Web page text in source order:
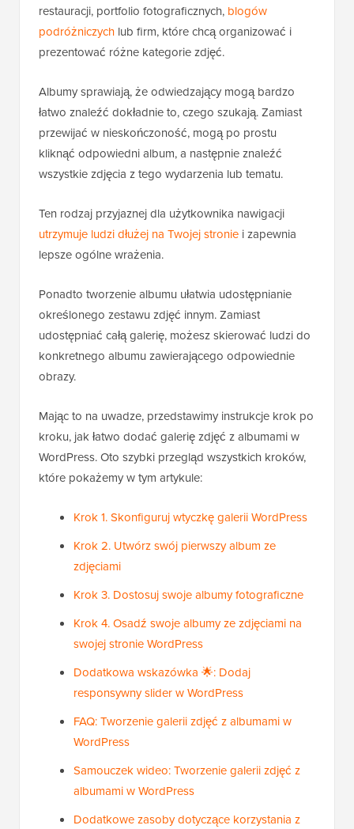
restauracji, portfolio fotograficznych, blogów
podróżniczych lub firm, które chcą organizować i
prezentować różne kategorie zdjęć.
Albumy sprawiają, że odwiedzający mogą bardzo
łatwo znaleźć dokładnie to, czego szukają. Zamiast
przewijać w nieskończoność, mogą po prostu
kliknąć odpowiedni album, a następnie znaleźć
wszystkie zdjęcia z tego wydarzenia lub tematu.
Ten rodzaj przyjaznej dla użytkownika nawigacji
utrzymuje ludzi dłużej na Twojej stronie i zapewnia
lepsze ogólne wrażenia.
Ponadto tworzenie albumu ułatwia udostępnianie
określonego zestawu zdjęć innym. Zamiast
udostępniać całą galerię, możesz skierować ludzi do
konkretnego albumu zawierającego odpowiednie
obrazy.
Mając to na uwadze, przedstawimy instrukcje krok po
kroku, jak łatwo dodać galerię zdjęć z albumami w
WordPress. Oto szybki przegląd wszystkich kroków,
które pokażemy w tym artykule:
Krok 1. Skonfiguruj wtyczkę galerii WordPress
Krok 2. Utwórz swój pierwszy album ze
zdjęciami
Krok 3. Dostosuj swoje albumy fotograficzne
Krok 4. Osadź swoje albumy ze zdjęciami na
swojej stronie WordPress
Dodatkowa wskazówka 🌟: Dodaj
responsywny slider w WordPress
FAQ: Tworzenie galerii zdjęć z albumami w
WordPress
Samouczek wideo: Tworzenie galerii zdjęć z
albumami w WordPress
Dodatkowe zasoby dotyczące korzystania z